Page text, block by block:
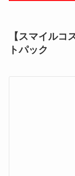
【スマイルコ
トパック